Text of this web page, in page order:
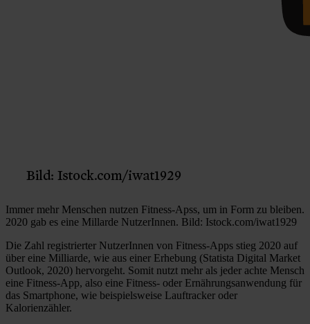
Immer mehr Menschen nutzen Fitness-Apss, um in Form zu bleiben.
2020 gab es eine Millarde NutzerInnen. Bild: Istock.com/iwat1929
Die Zahl registrierter NutzerInnen von Fitness-Apps stieg 2020 auf
über eine Milliarde, wie aus einer Erhebung (Statista Digital Market
Outlook, 2020) hervorgeht. Somit nutzt mehr als jeder achte Mensch
eine Fitness-App, also eine Fitness- oder Ernährungsanwendung für
das Smartphone, wie beispielsweise Lauftracker oder
Kalorienzähler.